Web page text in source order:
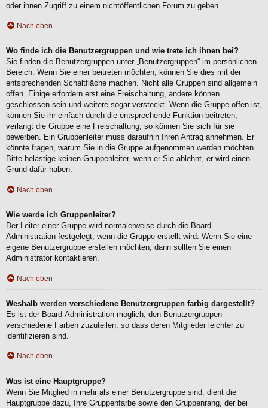
oder ihnen Zugriff zu einem nichtöffentlichen Forum zu geben.
Nach oben
Wo finde ich die Benutzergruppen und wie trete ich ihnen bei?
Sie finden die Benutzergruppen unter „Benutzergruppen“ im persönlichen
Bereich. Wenn Sie einer beitreten möchten, können Sie dies mit der
entsprechenden Schaltfläche machen. Nicht alle Gruppen sind allgemein
offen. Einige erfordern erst eine Freischaltung, andere können
geschlossen sein und weitere sogar versteckt. Wenn die Gruppe offen ist,
können Sie ihr einfach durch die entsprechende Funktion beitreten;
verlangt die Gruppe eine Freischaltung, so können Sie sich für sie
bewerben. Ein Gruppenleiter muss daraufhin Ihren Antrag annehmen. Er
könnte fragen, warum Sie in die Gruppe aufgenommen werden möchten.
Bitte belästige keinen Gruppenleiter, wenn er Sie ablehnt, er wird einen
Grund dafür haben.
Nach oben
Wie werde ich Gruppenleiter?
Der Leiter einer Gruppe wird normalerweise durch die Board-
Administration festgelegt, wenn die Gruppe erstellt wird. Wenn Sie eine
eigene Benutzergruppe erstellen möchten, dann sollten Sie einen
Administrator kontaktieren.
Nach oben
Weshalb werden verschiedene Benutzergruppen farbig dargestellt?
Es ist der Board-Administration möglich, den Benutzergruppen
verschiedene Farben zuzuteilen, so dass deren Mitglieder leichter zu
identifizieren sind.
Nach oben
Was ist eine Hauptgruppe?
Wenn Sie Mitglied in mehr als einer Benutzergruppe sind, dient die
Hauptgruppe dazu, Ihre Gruppenfarbe sowie den Gruppenrang, der bei